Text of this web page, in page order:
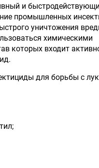
и
промышленных
уничтожения
химическими
которых входит
для борьбы с